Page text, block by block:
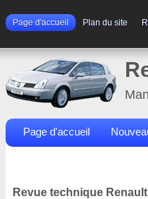
Page d'accueil Plan du site
Page d'accueil
Revue technique